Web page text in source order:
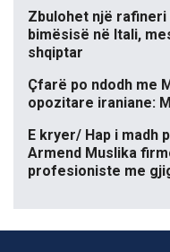
Zbulohet një
bimësisë në Itali,
shqiptar
Çfarë po ndodh me
opozitare iraniane:
E kryer/ Hap i madh
Armend Muslika
profesioniste me